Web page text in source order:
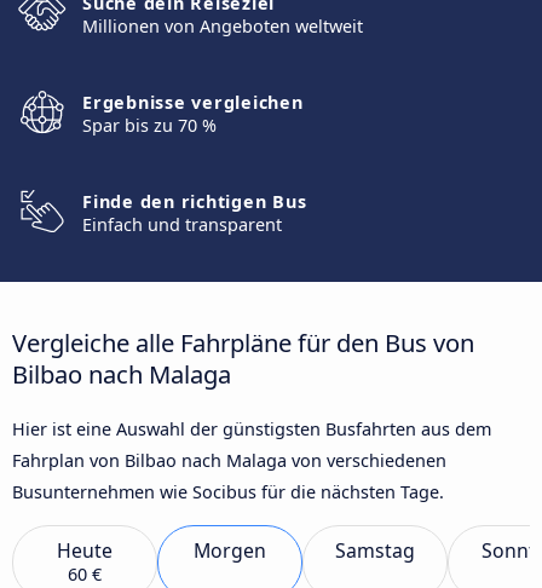
Millionen von Angeboten weltweit
Ergebnisse vergleichen
Spar bis zu 70 %
Finde den richtigen Bus
Einfach und transparent
Vergleiche alle Fahrpläne für den Bus von
Bilbao nach Malaga
Hier ist eine Auswahl der günstigsten Busfahrten aus dem
Fahrplan von Bilbao nach Malaga von verschiedenen
Busunternehmen wie Socibus für die nächsten Tage.
Heute
60 €
Morgen Samstag